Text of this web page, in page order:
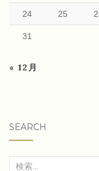
24 25
31
« 12月
SEARCH
検